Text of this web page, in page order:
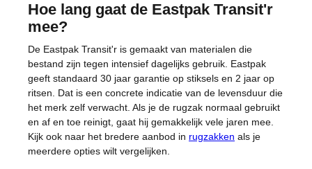
Hoe lang gaat de Eastpak Transit'r
mee?
De Eastpak Transit'r is gemaakt van materialen die
bestand zijn tegen intensief dagelijks gebruik. Eastpak
geeft standaard 30 jaar garantie op stiksels en 2 jaar op
ritsen. Dat is een concrete indicatie van de levensduur die
het merk zelf verwacht. Als je de rugzak normaal gebruikt
en af en toe reinigt, gaat hij gemakkelijk vele jaren mee.
Kijk ook naar het bredere aanbod in rugzakken als je
meerdere opties wilt vergelijken.